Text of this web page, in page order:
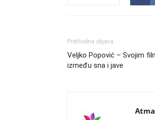
Prethodna objava
Veljko Popović – Svojim
između sna i jave
Atma